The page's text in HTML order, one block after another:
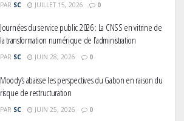
PAR SC JUILLET 15, 2026 0
Journées du service public 2026 : La CNSS en vitrine de
la transformation numérique de l’administration
PAR SC JUIN 28, 2026 0
Moody’s abaisse les perspectives du Gabon en raison du
risque de restructuration
PAR SC JUIN 25, 2026 0